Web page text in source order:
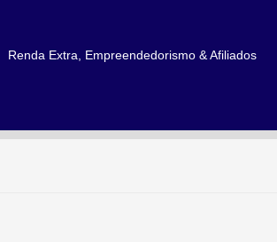
Renda Extra, Empreendedorismo & Afiliados